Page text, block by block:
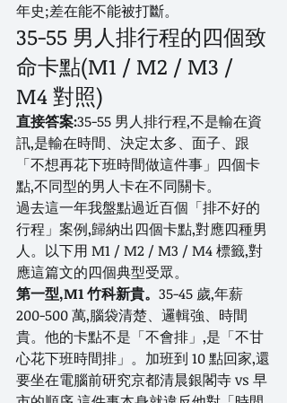
年史;差在能不能被打斷。
35-55 男人排行程的四個致
命卡點(M1 / M2 / M3 /
M4 對照)
直接答案:35-55 男人排行程,不是輸在資
訊,是輸在時間、決定太多、面子、跟
「不想再花下班時間做這件事」四個卡
點,不同型的男人卡在不同關卡。
過去這一年我盤點過近百個「排不好的
行程」案例,歸納出四個卡點,對應四種男
人。以下用 M1 / M2 / M3 / M4 標籤,對
應這篇文的四個典型受眾。
第一型,M1 竹科新貴。 35-45 歲,年薪
200-500 萬,腦袋清楚、邏輯強、時間
貴。他的卡點不是「不會排」,是「不甘
心花下班時間排」。加班到 10 點回家,還
要坐在電腦前研究京都清晨銀閣寺 vs 早